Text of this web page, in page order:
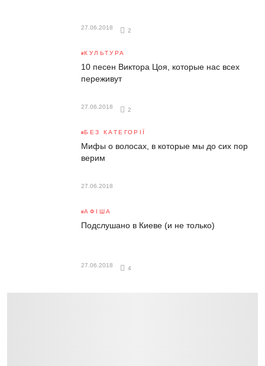
27.06.2018
2
КУЛЬТУРА
10 песен Виктора Цоя, которые нас всех
переживут
27.06.2018
2
БЕЗ КАТЕГОРІЇ
Мифы о волосах, в которые мы до сих пор
верим
27.06.2018
АФІША
Подслушано в Киеве (и не только)
27.06.2018
4